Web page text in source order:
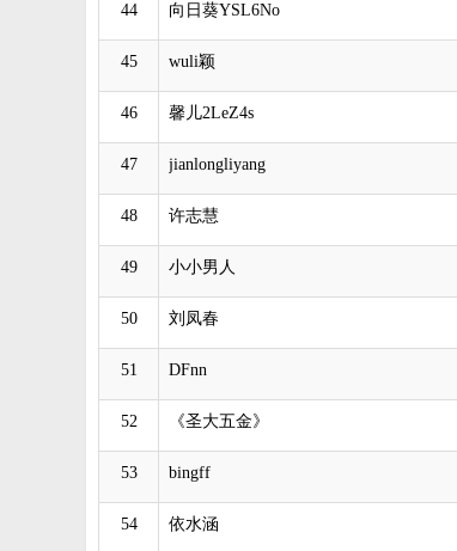
44 向日葵YSL6No
45 wuli颖
46 馨儿2LeZ4s
47 jianlongliyang
48 许志慧
49 小小男人
50 刘凤春
51 DFnn
52 《圣大五金》
53 bingff
54 依水涵